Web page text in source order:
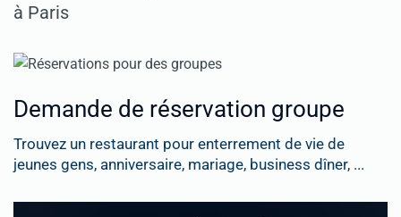
à Paris
Demande de réservation groupe
Trouvez un restaurant pour enterrement de vie de
jeunes gens, anniversaire, mariage, business dîner, ...